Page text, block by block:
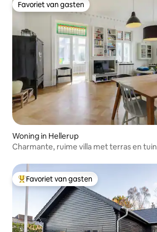
Favoriet van gasten
Favoriet van gasten
Woning in Hellerup
Charmante, ruime villa met terras en tuin
Topfavoriet van gasten
Favoriet van gasten